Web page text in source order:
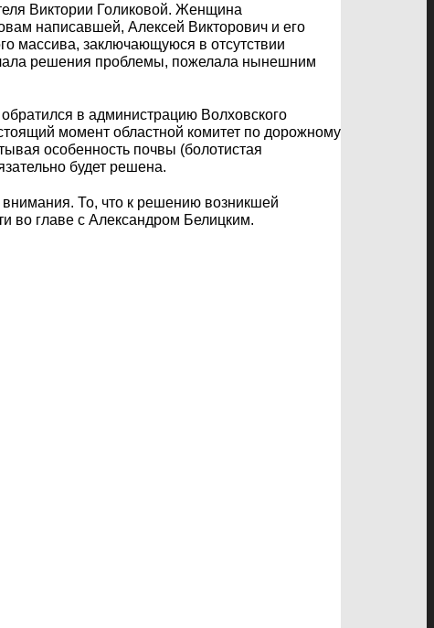
Виктории Голиковой. Женщина
написавшей, Алексей Викторович и его
массива, заключающуюся в отсутствии
решения проблемы, пожелала нынешним
в администрацию Волховского
момент областной комитет по дорожному
особенность почвы (болотистая
будет решена.
То, что к решению возникшей
во главе с Александром Белицким.